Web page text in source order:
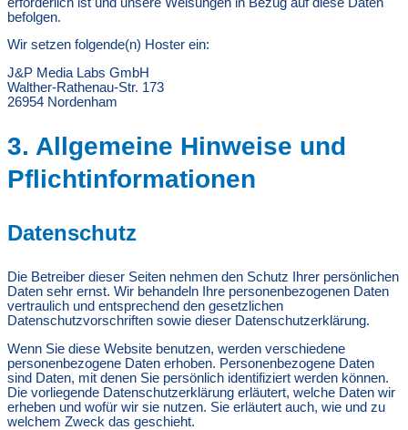
befolgen.
Wir setzen folgende(n) Hoster ein:
J&P Media Labs GmbH
Walther-Rathenau-Str. 173
26954 Nordenham
3. Allgemeine Hinweise und
Pflicht­informationen
Datenschutz
Die Betreiber dieser Seiten nehmen den Schutz Ihrer persönlichen
Daten sehr ernst. Wir behandeln Ihre personenbezogenen Daten
vertraulich und entsprechend den gesetzlichen
Datenschutzvorschriften sowie dieser Datenschutzerklärung.
Wenn Sie diese Website benutzen, werden verschiedene
personenbezogene Daten erhoben. Personenbezogene Daten
sind Daten, mit denen Sie persönlich identifiziert werden können.
Die vorliegende Datenschutzerklärung erläutert, welche Daten wir
erheben und wofür wir sie nutzen. Sie erläutert auch, wie und zu
welchem Zweck das geschieht.